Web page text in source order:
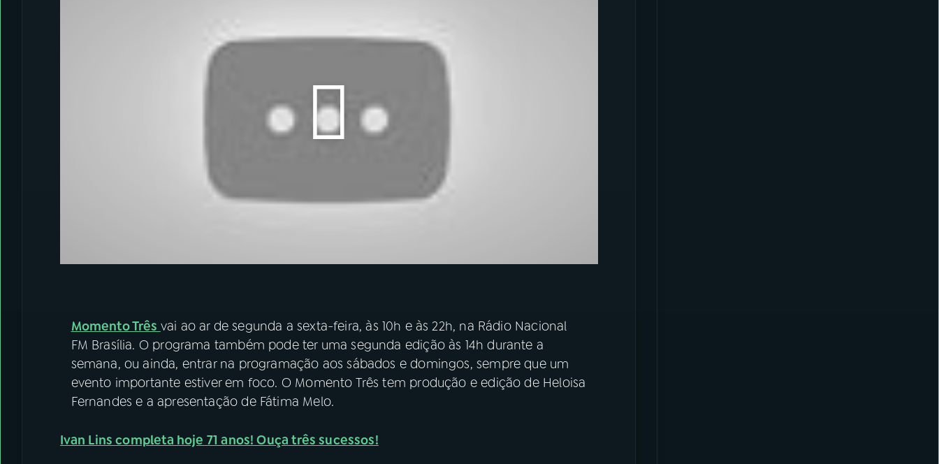
Momento Três vai ao ar de segunda a sexta-feira, às 10h e às 22h, na Rádio Nacional
FM Brasília. O programa também pode ter uma segunda edição às 14h durante a
semana, ou ainda, entrar na programação aos sábados e domingos, sempre que um
evento importante estiver em foco. O Momento Três tem produção e edição de Heloisa
Fernandes e a apresentação de Fátima Melo.
Ivan Lins completa hoje 71 anos! Ouça três sucessos!